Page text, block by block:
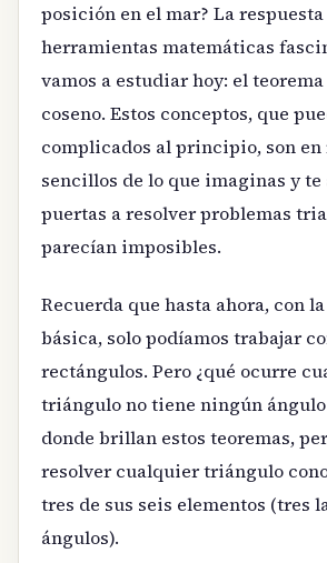
posición en el mar? La respuesta
herramientas matemáticas
vamos a estudiar hoy: el
coseno. Estos conceptos, que
complicados al principio, son en
sencillos de lo que imaginas y
puertas a resolver problemas
parecían imposibles.
Recuerda que hasta ahora, con
básica, solo podíamos trabajar
rectángulos. Pero ¿qué ocurre
triángulo no tiene ningún ángulo
donde brillan estos teoremas,
resolver cualquier triángulo
tres de sus seis elementos (tres
ángulos).